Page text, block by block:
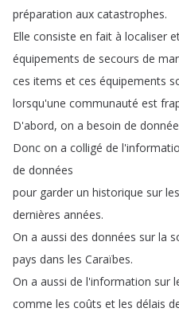
préparation aux catastrophes.
Elle consiste en fait à localiser
équipements de secours de
ces items et ces équipements
lorsqu'une communauté est
D'abord, on a besoin de
Donc on a colligé de
de données
pour garder un historique sur les
dernières années.
On a aussi des données sur la
pays dans les Caraïbes.
On a aussi de l'information sur
comme les coûts et les délais